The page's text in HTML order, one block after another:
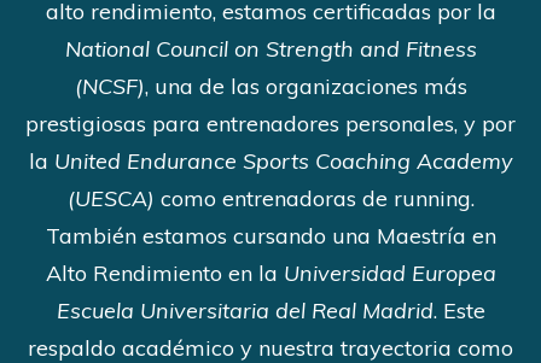
alto rendimiento, estamos certificadas por la
National Council on Strength and Fitness
(NCSF), una de las organizaciones más
prestigiosas para entrenadores personales, y por
la United Endurance Sports Coaching Academy
(UESCA) como entrenadoras de running.
También estamos cursando una Maestría en
Alto Rendimiento en la Universidad Europea
Escuela Universitaria del Real Madrid. Este
respaldo académico y nuestra trayectoria como